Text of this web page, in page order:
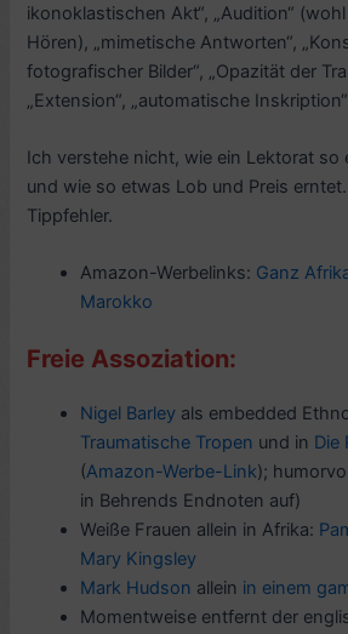
ikonoklastischen Akt“, „Audition“
Hören), „mimetische Antworten“,
fotografischer Bilder“, „Opazität der
„Extension“, „automatische
Ich verstehe nicht, wie ein Lektorat so
und wie so etwas Lob und Preis
Tippfehler.
Amazon-Werbelinks: Ganz
Marokko
Freie Assoziation:
Nigel Barley als embedded
Traumatische Tropen und in Die
(Amazon-Werbe-Link);
in Behrends Endnoten auf)
Weiße Frauen allein in Afrika:
Mary Kingsley
Mark Hudson allein in einem
Momentweise entfernt der